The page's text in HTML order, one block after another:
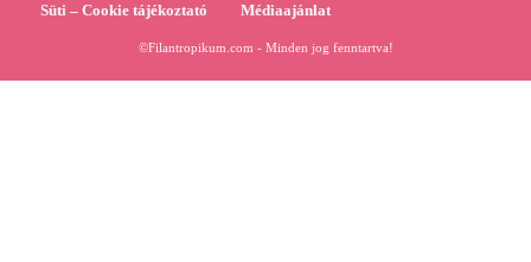
Süti – Cookie tájékoztató Médiaajánlat
©Filantropikum.com - Minden jog fenntartva!